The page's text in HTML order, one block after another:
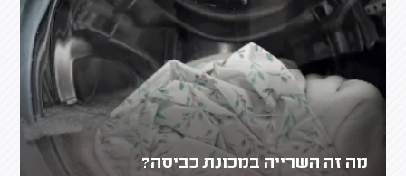
מה זה השרייה במכונת כביסה?